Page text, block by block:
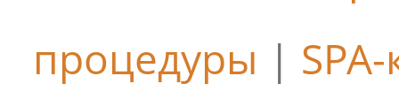
процедуры |